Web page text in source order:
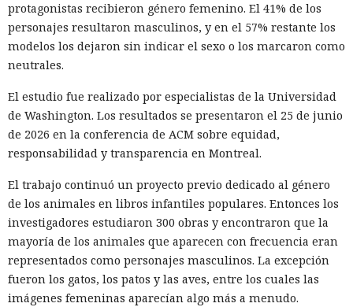
protagonistas recibieron género femenino. El 41% de los
personajes resultaron masculinos, y en el 57% restante los
modelos los dejaron sin indicar el sexo o los marcaron como
neutrales.
El estudio fue realizado por especialistas de la Universidad
de Washington. Los resultados se presentaron el 25 de junio
de 2026 en la conferencia de ACM sobre equidad,
responsabilidad y transparencia en Montreal.
El trabajo continuó un proyecto previo dedicado al género
de los animales en libros infantiles populares. Entonces los
investigadores estudiaron 300 obras y encontraron que la
mayoría de los animales que aparecen con frecuencia eran
representados como personajes masculinos. La excepción
fueron los gatos, los patos y las aves, entre los cuales las
imágenes femeninas aparecían algo más a menudo.